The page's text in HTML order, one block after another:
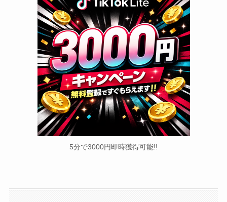
5分で3000円即時獲得可能!!